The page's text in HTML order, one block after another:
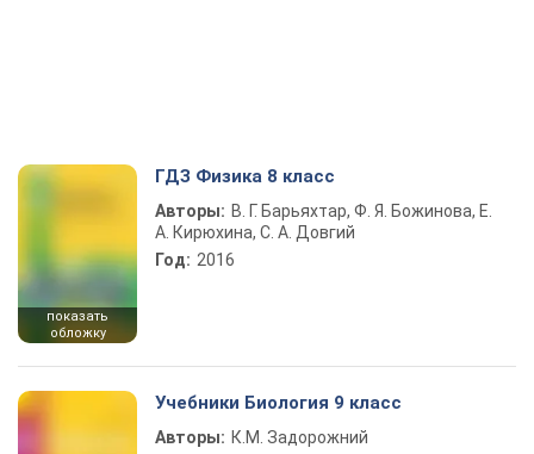
показать
обложку
ГДЗ Физика 8 класс
Авторы: В. Г. Барьяхтар, Ф. Я. Божинова, Е.
А. Кирюхина, С. А. Довгий
Год: 2016
Учебники Биология 9 класс
Авторы: К.М. Задорожний